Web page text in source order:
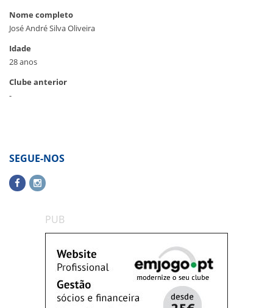
Nome completo
José André Silva Oliveira
Idade
28 anos
Clube anterior
-
SEGUE-NOS
PUB